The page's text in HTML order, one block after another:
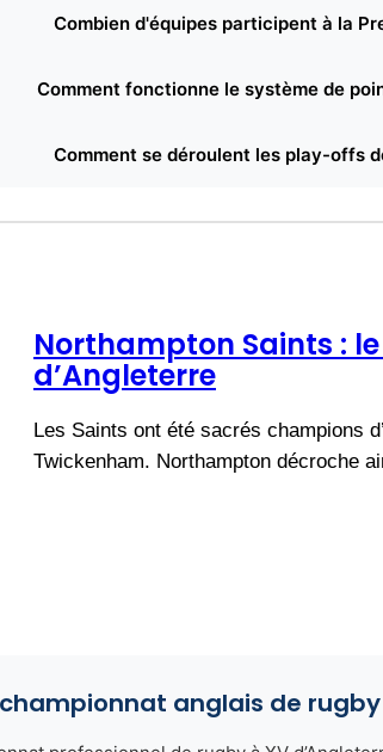
Combien d'équipes participent à la
Comment fonctionne le système de
Comment se déroulent les play-offs
Northampton Saints :
d’Angleterre
Les Saints ont été sacrés champions
Twickenham. Northampton décroche
championnat anglais de rugby